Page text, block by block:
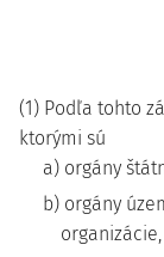
(1) Podľa tohto
ktorými sú
a) orgány
b) orgány
organizácie,